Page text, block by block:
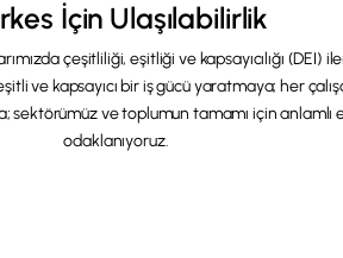
İçin Ulaşılabilirlik
çeşitliliği, eşitliği ve kapsayıcılığı (DEI)
ve kapsayıcı bir iş gücü yaratmaya; her
sektörümüz ve toplumun tamamı için
odaklanıyoruz.